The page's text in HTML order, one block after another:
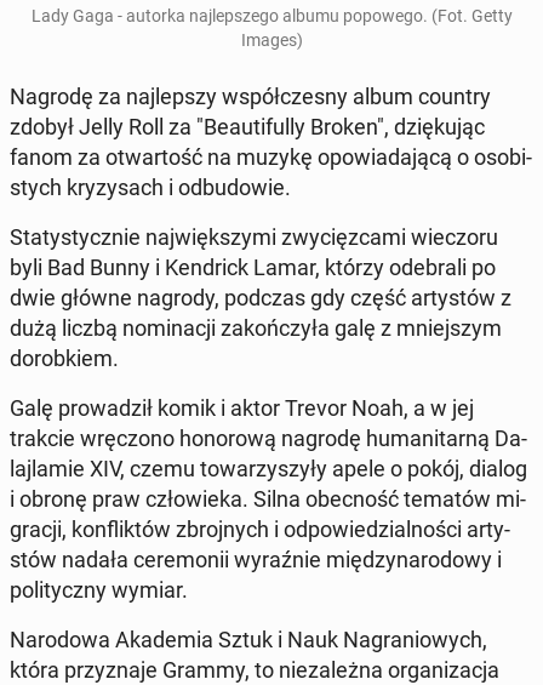
Lady Gaga - autorka naj­lep­sze­go albumu po­po­we­go. (Fot. Getty
Images)
Nagrodę za naj­lep­szy współ­cze­sny album country
zdobył Jelly Roll za "Be­au­ti­ful­ly Broken", dzię­ku­jąc
fanom za otwar­tość na muzykę opo­wia­da­ją­cą o oso­bi­
stych kry­zy­sach i od­bu­do­wie.
Sta­ty­stycz­nie naj­więk­szy­mi zwy­cięz­ca­mi wie­czo­ru
byli Bad Bunny i Ken­drick Lamar, którzy ode­bra­li po
dwie główne nagrody, podczas gdy część ar­ty­stów z
dużą liczbą no­mi­na­cji za­koń­czy­ła galę z mniej­szym
do­rob­kiem.
Galę pro­wa­dził komik i aktor Trevor Noah, a w jej
trakcie wrę­czo­no ho­no­ro­wą nagrodę hu­ma­ni­tar­ną Da­
laj­la­mie XIV, czemu to­wa­rzy­szy­ły apele o pokój, dialog
i obronę praw czło­wie­ka. Silna obec­ność tematów mi­
gra­cji, kon­flik­tów zbroj­nych i od­po­wie­dzial­no­ści ar­ty­
stów nadała ce­re­mo­nii wy­raź­nie mię­dzy­na­ro­do­wy i
po­li­tycz­ny wymiar.
Na­ro­do­wa Aka­de­mia Sztuk i Nauk Na­gra­nio­wych,
która przy­zna­je Grammy, to nie­za­leż­na or­ga­ni­za­cja